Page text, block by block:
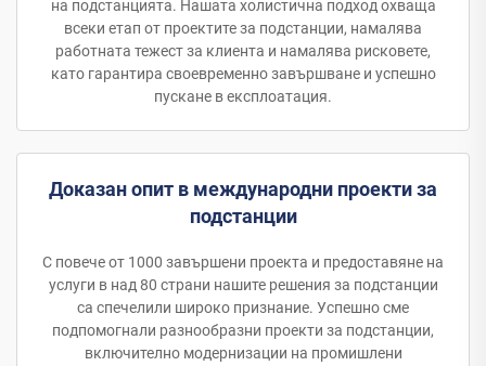
на подстанцията. Нашата холистична подход охваща
всеки етап от проектите за подстанции, намалява
работната тежест за клиента и намалява рисковете,
като гарантира своевременно завършване и успешно
пускане в експлоатация.
Доказан опит в международни проекти за
подстанции
С повече от 1000 завършени проекта и предоставяне на
услуги в над 80 страни нашите решения за подстанции
са спечелили широко признание. Успешно сме
подпомогнали разнообразни проекти за подстанции,
включително модернизации на промишлени